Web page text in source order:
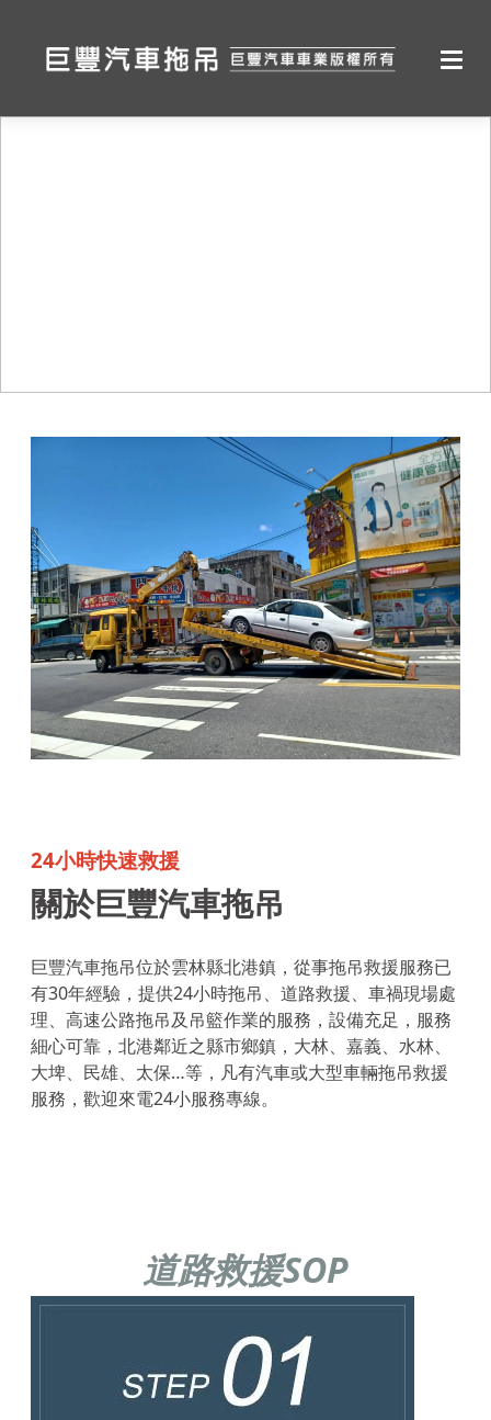
24小時快速救援
關於巨豐汽車拖吊
巨豐汽車拖吊位於雲林縣北港鎮，從事拖吊救援服務已
有30年經驗，提供24小時拖吊、道路救援、車禍現場處
理、高速公路拖吊及吊籃作業的服務，設備充足，服務
細心可靠，北港鄰近之縣市鄉鎮，大林、嘉義、水林、
大埤、民雄、太保…等，凡有汽車或大型車輛拖吊救援
服務，歡迎來電24小服務專線。
道路救援SOP